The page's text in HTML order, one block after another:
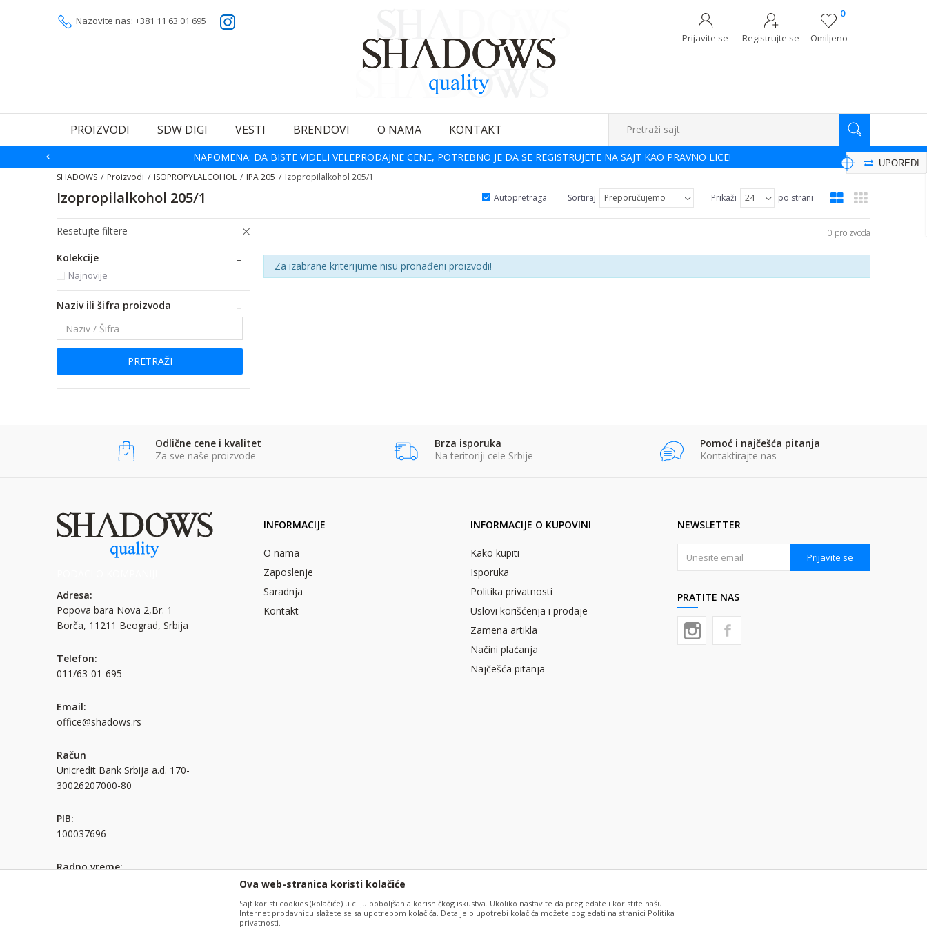
Nazovite nas: +381 11 63 01 695
Omiljeno
0
Prijavite se
Registrujte se
PROIZVODI SDW DIGI VESTI BRENDOVI O NAMA KONTAKT Pretraži sajt
NAPOMENA: DA BISTE VIDELI VELEPRODAJNE CENE, POTREBNO JE DA SE REGISTRUJETE NA SAJT KAO PRAVNO LICE! UPOREDI
SHADOWS Proizvodi ISOPROPYLALCOHOL IPA 205 Izopropilalkohol 205/1
Izopropilalkohol 205/1 Autopretraga Sortiraj Prikaži po strani
Resetujte filtere
Kolekcije
Najnovije
Naziv ili šifra proizvoda
PRETRAŽI
0 proizvoda
Za izabrane kriterijume nisu pronađeni proizvodi!
Odlične cene i kvalitet
Za sve naše proizvode
Brza isporuka
Na teritoriji cele Srbije
Pomoć i najčešća pitanja
Kontaktirajte nas
Adresa:
Popova bara Nova 2,Br. 1
Borča, 11211 Beograd, Srbija
Telefon:
011/63-01-695
Email:
office@shadows.rs
Račun
Unicredit Bank Srbija a.d. 170-
30026207000-80
PIB:
100037696
Radno vreme:
INFORMACIJE
O nama
Zaposlenje
Saradnja
Kontakt
INFORMACIJE O KUPOVINI
Kako kupiti
Isporuka
Politika privatnosti
Uslovi korišćenja i prodaje
Zamena artikla
Načini plaćanja
Najčešća pitanja
NEWSLETTER
Prijavite se
PRATITE NAS
Nastojimo da budemo što precizniji u opisu proizvoda, prikazu slika i samih cena, ali ne možemo garantovati da su sve informacije kompletne i bez grešaka. Svi artikli prikazani na sajtu su deo naše ponude i ne
Ova web-stranica koristi kolačiće
Sajt koristi cookies (kolačiće) u cilju poboljšanja korisničkog iskustva. Ukoliko nastavite da pregledate i koristite našu
Internet prodavnicu slažete se sa upotrebom kolačića. Detalje o upotrebi kolačića možete pogledati na stranici Politika
privatnosti.